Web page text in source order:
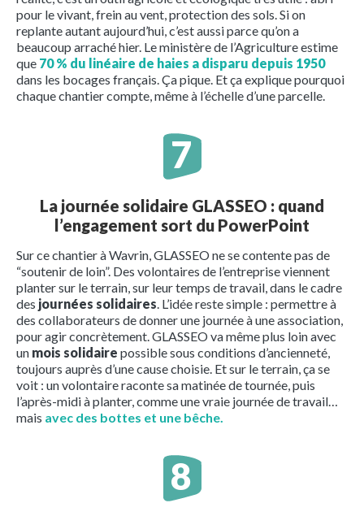
pour le vivant, frein au vent, protection des sols. Si on
replante autant aujourd’hui, c’est aussi parce qu’on a
beaucoup arraché hier. Le ministère de l’Agriculture estime
que 70 % du linéaire de haies a disparu depuis 1950
dans les bocages français. Ça pique. Et ça explique pourquoi
chaque chantier compte, même à l’échelle d’une parcelle.
La journée solidaire GLASSEO : quand
l’engagement sort du PowerPoint
Sur ce chantier à Wavrin, GLASSEO ne se contente pas de
“soutenir de loin”. Des volontaires de l’entreprise viennent
planter sur le terrain, sur leur temps de travail, dans le cadre
des journées solidaires . L’idée reste simple : permettre à
des collaborateurs de donner une journée à une association,
pour agir concrètement. GLASSEO va même plus loin avec
un mois solidaire possible sous conditions d’ancienneté,
toujours auprès d’une cause choisie. Et sur le terrain, ça se
voit : un volontaire raconte sa matinée de tournée, puis
l’après-midi à planter, comme une vraie journée de travail…
mais avec des bottes et une bêche.